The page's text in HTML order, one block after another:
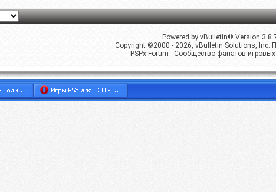
Powered by vBulletin® Version
Copyright ©2000 - 2026, vBulletin Solutions, Inc.
PSPx Forum - Сообщество фанатов